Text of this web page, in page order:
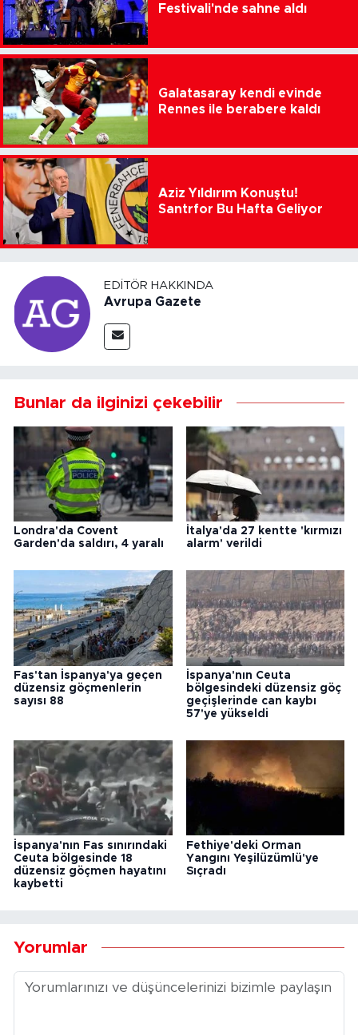
Festivali'nde sahne aldı
Galatasaray kendi evinde
Rennes ile berabere kaldı
Aziz Yıldırım Konuştu!
Santrfor Bu Hafta Geliyor
EDITÖR HAKKINDA
Avrupa Gazete
Bunlar da ilginizi çekebilir
Londra'da Covent
Garden'da saldırı, 4 yaralı
İtalya'da 27 kentte 'kırmızı
alarm' verildi
Fas'tan İspanya'ya geçen
düzensiz göçmenlerin
sayısı 88
İspanya'nın Ceuta
bölgesindeki düzensiz göç
geçişlerinde can kaybı
57'ye yükseldi
İspanya'nın Fas sınırındaki
Ceuta bölgesinde 18
düzensiz göçmen hayatını
kaybetti
Fethiye'deki Orman
Yangını Yeşilüzümlü'ye
Sıçradı
Yorumlar